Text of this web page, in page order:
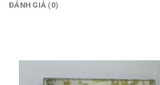
ĐÁNH GIÁ (0)